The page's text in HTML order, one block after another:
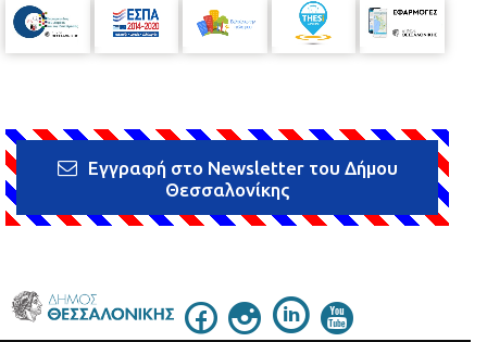
Εγγραφή στο Newsletter του Δήμου
Θεσσαλονίκης